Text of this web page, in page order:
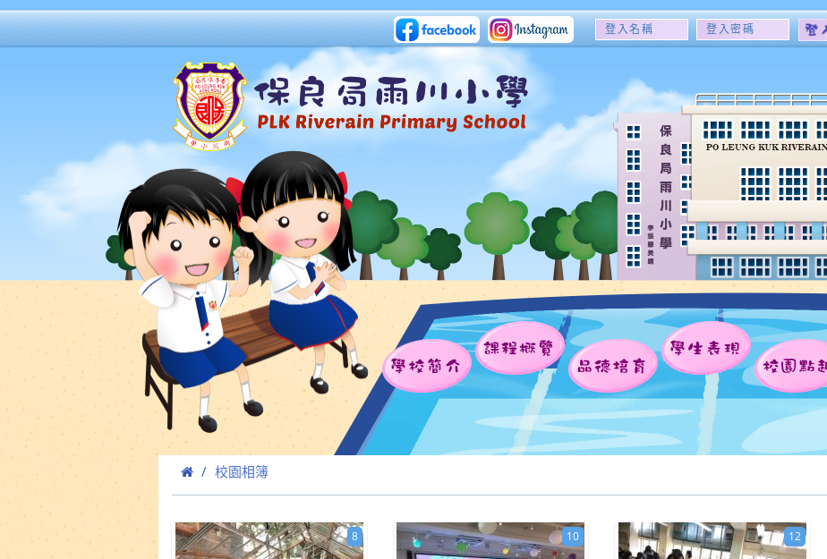
登
名
稱
登
密
碼
學校簡介
課程概覽
品德培育
學生表現
校園點趣
校園相簿
8 10 12